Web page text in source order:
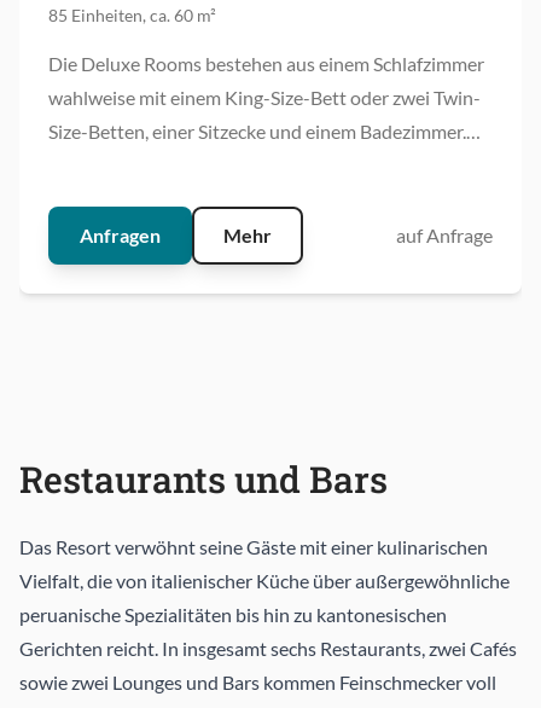
85 Einheiten, ca. 60 m²
Die Deluxe Rooms bestehen aus einem Schlafzimmer
wahlweise mit einem King-Size-Bett oder zwei Twin-
Size-Betten, einer Sitzecke und einem Badezimmer.
Anfragen
Mehr auf Anfrage
Restaurants und Bars
Das Resort verwöhnt seine Gäste mit einer kulinarischen
Vielfalt, die von italienischer Küche über außergewöhnliche
peruanische Spezialitäten bis hin zu kantonesischen
Gerichten reicht. In insgesamt sechs Restaurants, zwei Cafés
sowie zwei Lounges und Bars kommen Feinschmecker voll